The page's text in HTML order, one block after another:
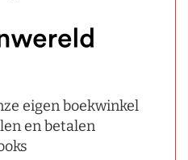
eigen boekwinkel
en betalen